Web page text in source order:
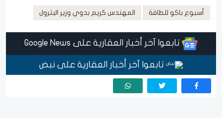
أسبوع باكو للطاقة المهندس كريم بدوي وزير البترول
تابعوا آخر أخبار العقارية على Google News
تابعوا آخر أخبار العقارية على نبض